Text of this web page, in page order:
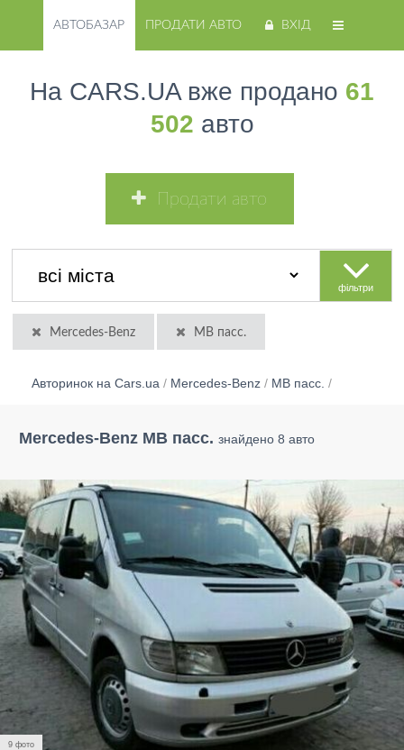
АВТОБАЗАР ПРОДАТИ АВТО ВХІД
На CARS.UA вже продано 61
502 авто
Продати авто
фільтри
Mercedes-Benz MB пасс.
Авторинок на Cars.ua / Mercedes-Benz / MB пасс. /
Mercedes-Benz MB пасс. знайдено 8 авто
9 фото